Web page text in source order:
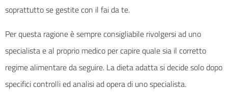
soprattutto se gestite con il fai da te.
Per questa ragione è sempre consigliabile rivolgersi ad uno
specialista e al proprio medico per capire quale sia il corretto
regime alimentare da seguire. La dieta adatta si decide solo dopo
specifici controlli ed analisi ad opera di uno specialista.